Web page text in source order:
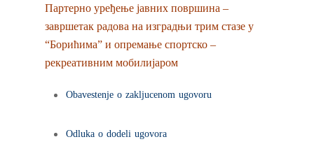
Партерно уређење јавних површина –
завршетак радова на изградњи трим стазе у
“Борићима” и опремање спортско –
рекреативним мобилијаром
Obavestenje o zakljucenom ugovoru
Odluka o dodeli ugovora